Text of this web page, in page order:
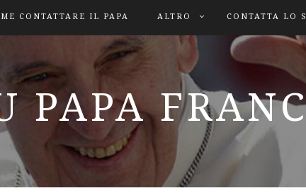
CONTATTARE IL PAPA ALTRO CONTATTA LO
PAPA